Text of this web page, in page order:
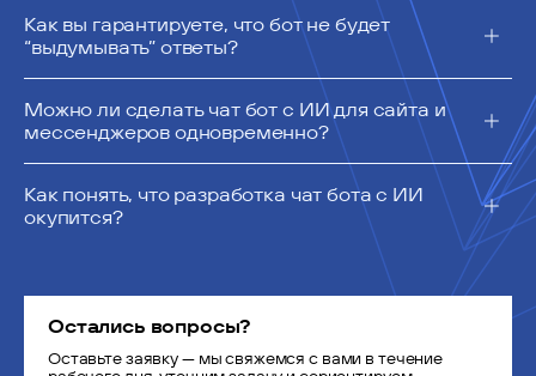
Как вы гарантируете, что бот не будет
“выдумывать” ответы?
Можно ли сделать чат бот с ИИ для сайта и
мессенджеров одновременно?
Как понять, что разработка чат бота с ИИ
окупится?
Остались вопросы?
Оставьте заявку — мы свяжемся с вами в течение